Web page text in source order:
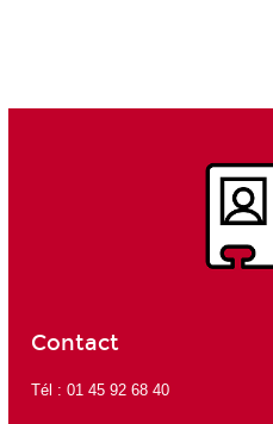
Contact
Tél : 01 45 92 68 40